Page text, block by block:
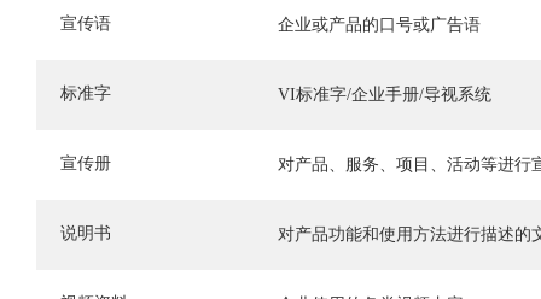
宣传语 企业或产品的口号或广告语
标准字 VI标准字/企业手册/导视系统
宣传册 对产品、服务、项目、活动等进行
说明书 对产品功能和使用方法进行描述的